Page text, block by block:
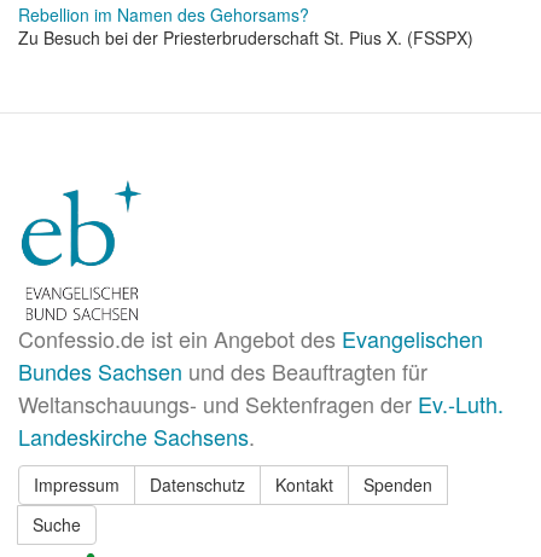
Rebellion im Namen des Gehorsams?
Zu Besuch bei der Priesterbruderschaft St. Pius X. (FSSPX)
Confessio.de ist ein Angebot des Evangelischen
Bundes Sachsen und des Beauftragten für
Weltanschauungs- und Sektenfragen der Ev.-Luth.
Landeskirche Sachsens.
Impressum Datenschutz Kontakt
Spenden
Suche